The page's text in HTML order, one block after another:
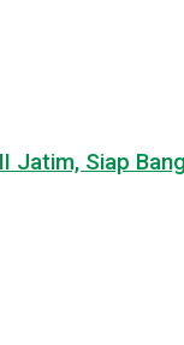
Jatim, Siap